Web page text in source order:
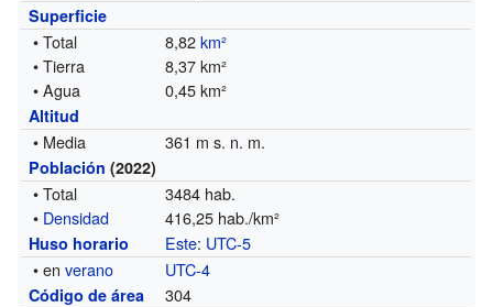
Superficie
• Total 8,82km²
• Tierra
8,37 km²
• Agua
0,45 km²
Altitud
• Media 361 m s. n. m.
Población (2022)
• Total
3484 hab.
• Densidad 416,25 hab./km²
Huso horario Este: UTC-5
• enverano UTC-4
Código de área 304